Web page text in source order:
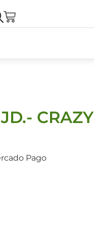
CRAZY
Pago